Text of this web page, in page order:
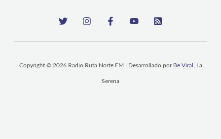
Copyright © 2026 Radio Ruta Norte FM | Desarrollado por Be Viral , La
Serena